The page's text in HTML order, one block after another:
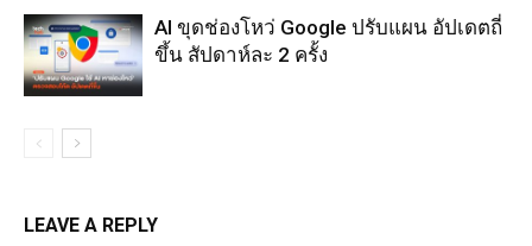
AI ขุดช่องโหว่ Google ปรับแผน อัปเดตถี่
ขึ้น สัปดาห์ละ 2 ครั้ง
LEAVE A REPLY